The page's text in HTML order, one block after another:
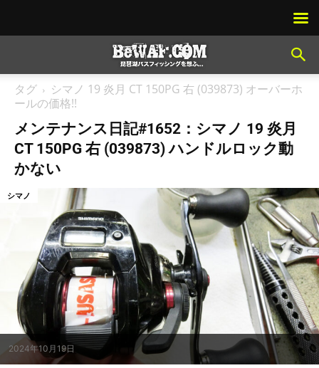
タグ
シマノ 19 炎月 CT 150PG 右 (039873) オーバーホ
ールの価格!!
メンテナンス日記#1652：シマノ 19 炎月
CT 150PG 右 (039873) ハンドルロック動
かない
2024年10月19日
シマノ